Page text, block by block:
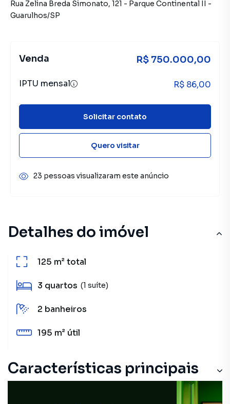
Detalhes do imóvel
125 m²total
3 quartos (1 suíte)
2 banheiros
195 m² útil
Características principais
Rua Zelina Breda Simonato, 121 - Parque Continental II -
Guarulhos/SP
Venda R$ 750.000,00
IPTU mensal R$ 86,00
Solicitar contato
Quero visitar
23 pessoas visualizaram este anúncio